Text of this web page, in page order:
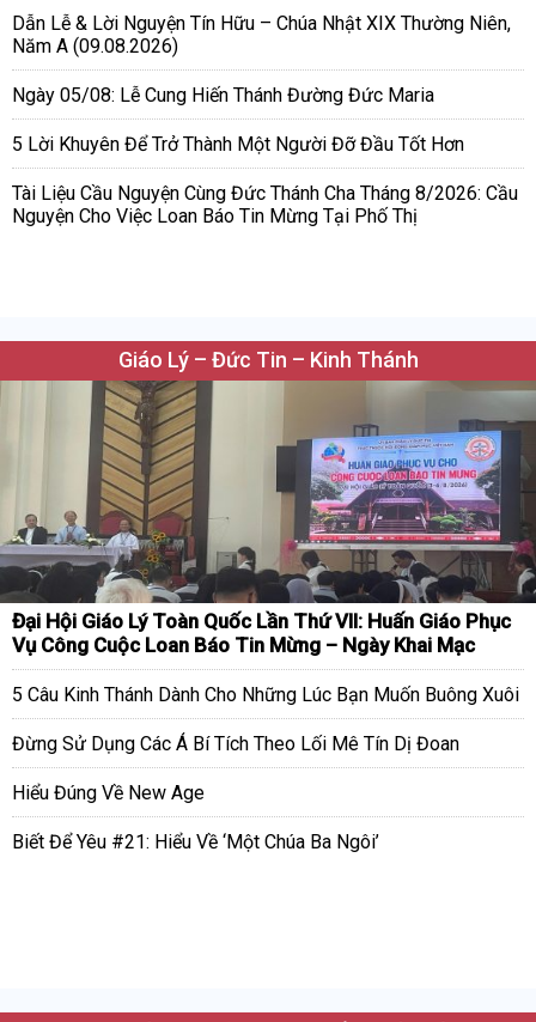
Dẫn Lễ & Lời Nguyện Tín Hữu – Chúa Nhật XIX Thường Niên,
Năm A (09.08.2026)
Ngày 05/08: Lễ Cung Hiến Thánh Đường Đức Maria
5 Lời Khuyên Để Trở Thành Một Người Đỡ Đầu Tốt Hơn
Tài Liệu Cầu Nguyện Cùng Đức Thánh Cha Tháng 8/2026: Cầu
Nguyện Cho Việc Loan Báo Tin Mừng Tại Phố Thị
Giáo Lý – Đức Tin – Kinh Thánh
Đại Hội Giáo Lý Toàn Quốc Lần Thứ VII: Huấn Giáo Phục
Vụ Công Cuộc Loan Báo Tin Mừng – Ngày Khai Mạc
5 Câu Kinh Thánh Dành Cho Những Lúc Bạn Muốn Buông Xuôi
Đừng Sử Dụng Các Á Bí Tích Theo Lối Mê Tín Dị Đoan
Hiểu Đúng Về New Age
Biết Để Yêu #21: Hiểu Về ‘Một Chúa Ba Ngôi’